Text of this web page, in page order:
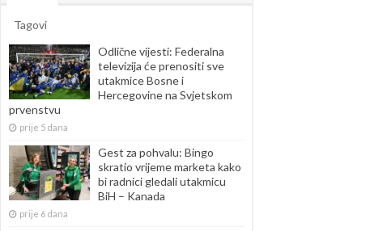
Tagovi
Odlične vijesti: Federalna
televizija će prenositi sve
utakmice Bosne i
Hercegovine na Svjetskom
prvenstvu
prije 5 dana
Gest za pohvalu: Bingo
skratio vrijeme marketa kako
bi radnici gledali utakmicu
BiH – Kanada
prije 6 dana